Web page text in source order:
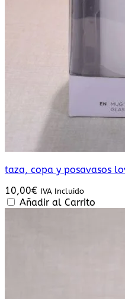
taza, copa y posavasos
10,00€ IVA Incluido
Añadir al Carrito